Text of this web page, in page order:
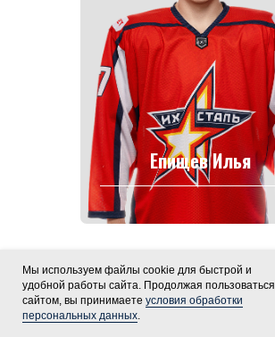
Мы используем файлы cookie для быстрой и
удобной работы сайта. Продолжая пользоваться
сайтом, вы принимаете условия обработки
персональных данных.
Епищев Илья